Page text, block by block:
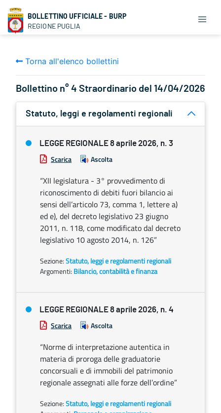
BOLLETTINO UFFICIALE - BURP
REGIONE PUGLIA
Torna all'elenco bollettini
Bollettino n° 4 Straordinario del 14/04/2026
Statuto, leggi e regolamenti regionali
LEGGE REGIONALE 8 aprile 2026, n. 3
Scarica Ascolta
“XII legislatura - 3° provvedimento di
riconoscimento di debiti fuori bilancio ai
sensi dell’articolo 73, comma 1, lettere a)
ed e), del decreto legislativo 23 giugno
2011, n. 118, come modificato dal decreto
legislativo 10 agosto 2014, n. 126”
Sezione:Statuto, leggi e regolamenti regionali
Argomenti: Bilancio, contabilità e finanza
LEGGE REGIONALE 8 aprile 2026, n. 4
Scarica Ascolta
“Norme di interpretazione autentica in
materia di proroga delle graduatorie
concorsuali e di immobili del patrimonio
regionale assegnati alle forze dell’ordine”
Sezione:Statuto, leggi e regolamenti regionali